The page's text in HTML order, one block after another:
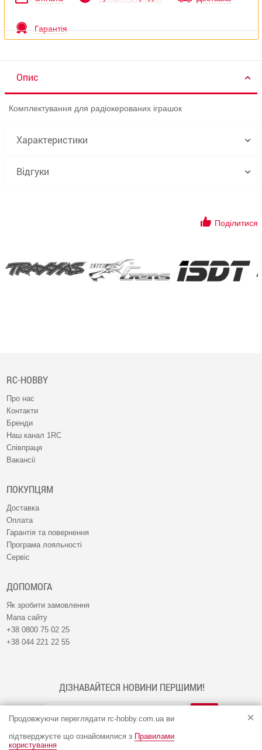
Продовжуючи переглядати rc-hobby.com.ua ви
підтверджуєте що ознайомилися з Правилами
користування
Гарантія
Опис
Комплектування для радіокерованих іграшок
Характеристики
Відгуки
Поділитися
RC-HOBBY
Про нас
Контакти
Бренди
Наш канал 1RC
Співпраця
Вакансії
ПОКУПЦЯМ
Доставка
Оплата
Гарантія та повернення
Програма лояльності
Сервіс
ДОПОМОГА
Як зробити замовлення
Мапа сайту
+38 0800 75 02 25
+38 044 221 22 55
ДІЗНАВАЙТЕСЯ НОВИНИ ПЕРШИМИ!